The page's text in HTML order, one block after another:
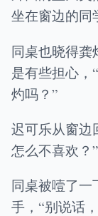
坐在窗边的同
同桌也晓得龚
是有些担心，
灼吗？”
迟可乐从窗边
怎么不喜欢？”
同桌被噎了一
手，“别说话